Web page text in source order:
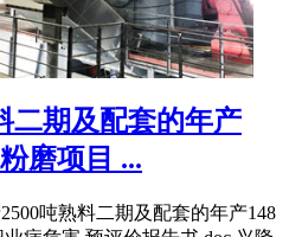
二期及配套的年产
磨项目 ...
吨熟料二期及配套的年产148